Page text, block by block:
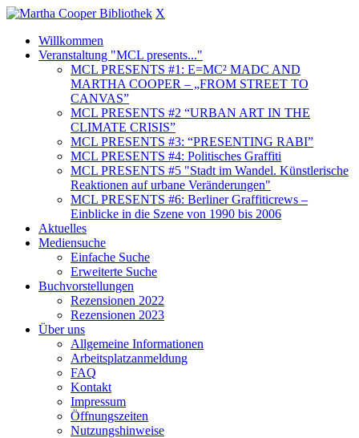
X
Willkommen
Veranstaltung "MCL presents..."
MCL PRESENTS #1: E=MC² MADC AND
MARTHA COOPER – „FROM STREET TO
CANVAS”
MCL PRESENTS #2 “URBAN ART IN THE
CLIMATE CRISIS”
MCL PRESENTS #3: “PRESENTING RABI”
MCL PRESENTS #4: Politisches Graffiti
MCL PRESENTS #5 "Stadt im Wandel. Künstlerische
Reaktionen auf urbane Veränderungen"
MCL PRESENTS #6: Berliner Graffiticrews –
Einblicke in die Szene von 1990 bis 2006
Aktuelles
Mediensuche
Einfache Suche
Erweiterte Suche
Buchvorstellungen
Rezensionen 2022
Rezensionen 2023
Über uns
Allgemeine Informationen
Arbeitsplatzanmeldung
FAQ
Kontakt
Impressum
Öffnungszeiten
Nutzungshinweise